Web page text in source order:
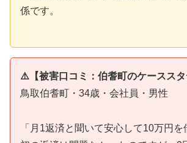
係です。
⚠️【被害口コミ：伯耆町のケーススタ
鳥取伯耆町・34歳・会社員・男性
「月1返済と聞いて安心して10万円